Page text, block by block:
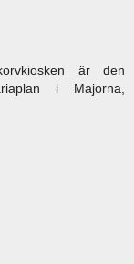
är den
i Majorna,